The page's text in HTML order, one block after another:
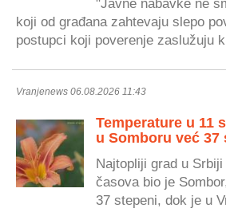
"Javne nabavke ne
koji od građana zahtevaju slepo
postupci koji poverenje zaslužuju
Vranjenews 06.08.2026 11:43
Temperature u 11
u Somboru već 37
Najtopliji grad u
časova bio je
37 stepeni, dok je u